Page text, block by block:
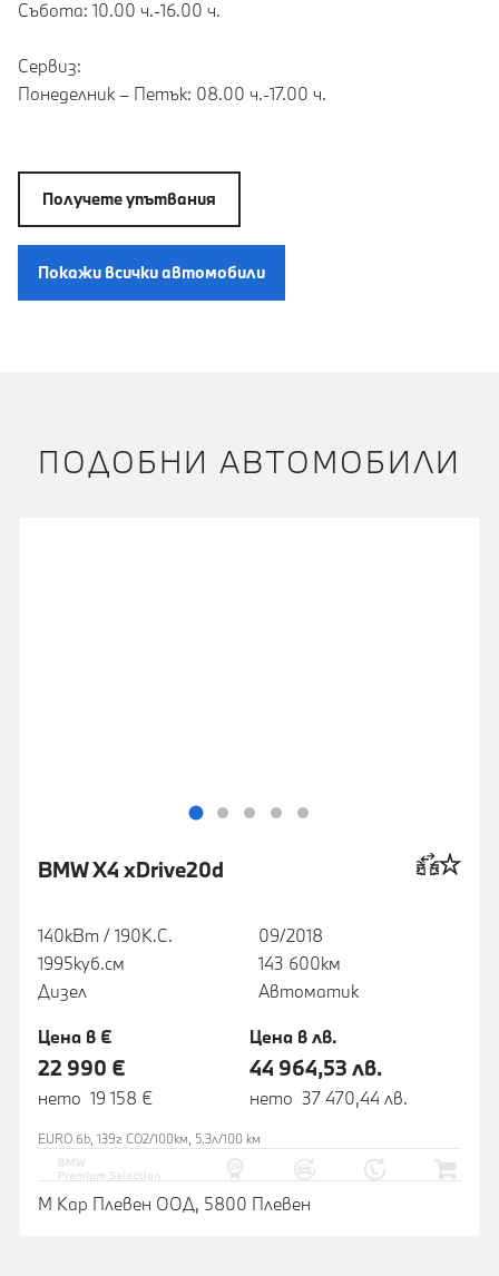
Събота: 10.00 ч.-16.00 ч.
Сервиз:
Понеделник – Петък: 08.00 ч.-17.00 ч.
Получете упътвания
Покажи всички автомобили
ПОДОБНИ АВТОМОБИЛИ
BMW X4 xDrive20d
140кВт / 190К.С.
1995куб.cм
Дизел
09/2018
143 600км
Автоматик
Цена в €
22 990 €
нето 19 158 €
Цена в лв.
44 964,53 лв.
нето 37 470,44 лв.
EURO 6b, 139г CO2/100км, 5.3л/100 км
М Кар Плевен ООД, 5800 Плевен